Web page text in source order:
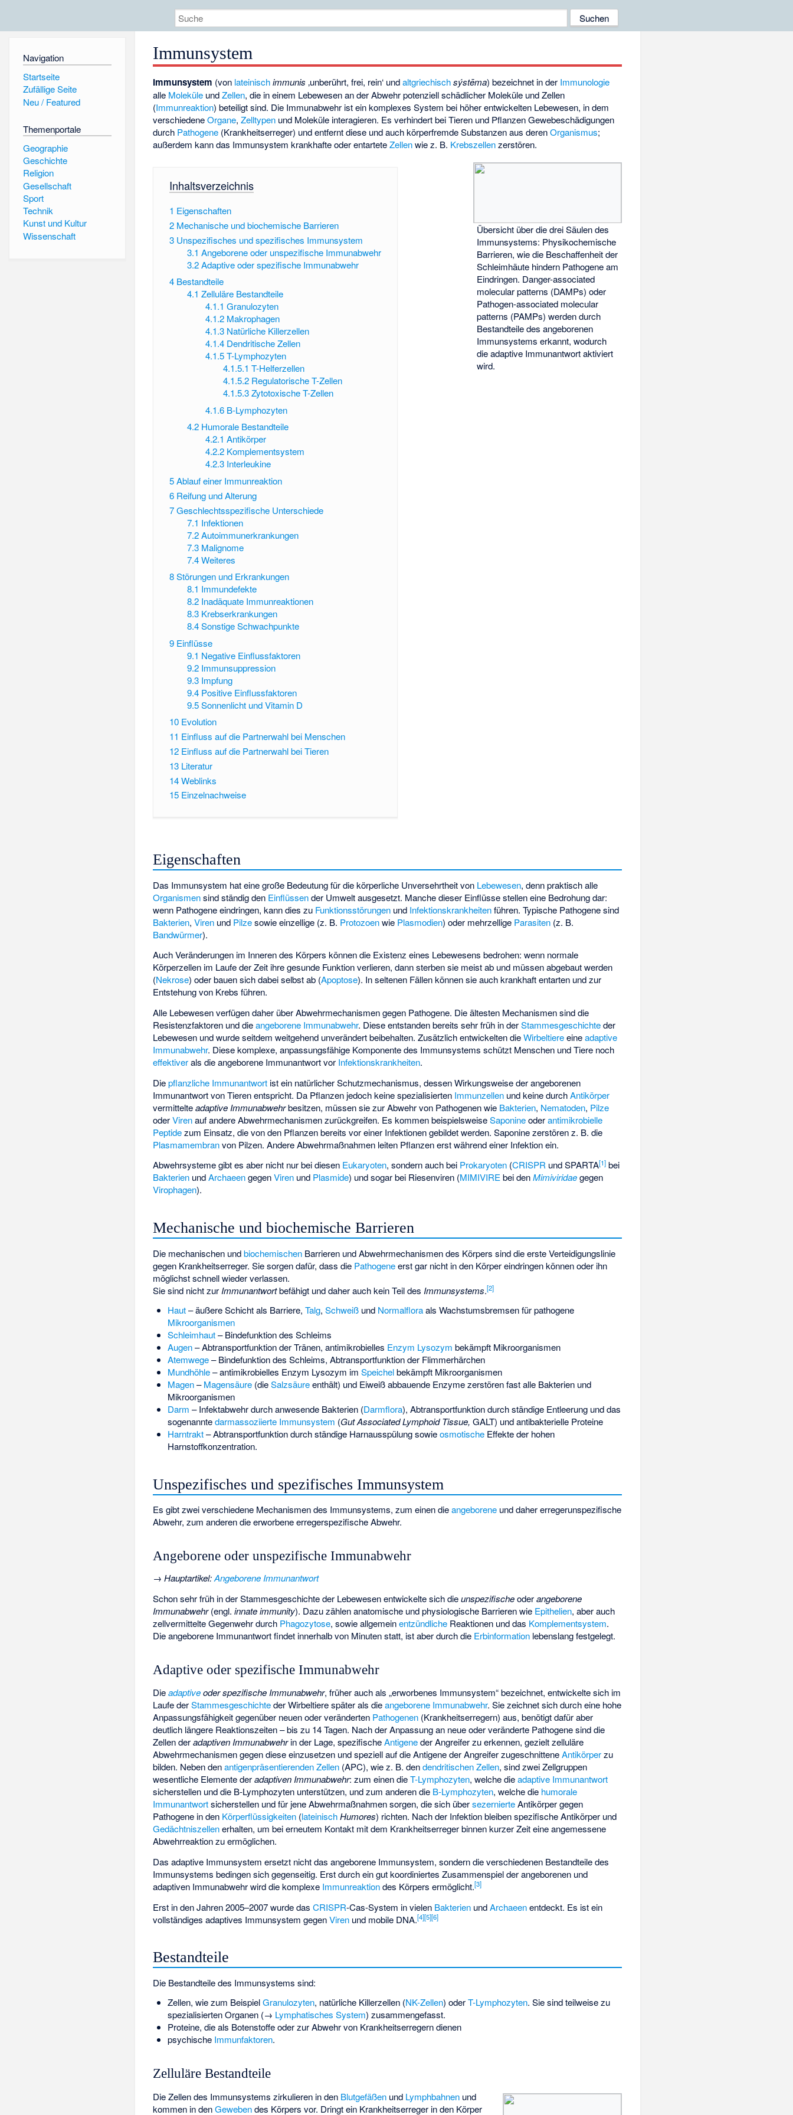
Navigation
Startseite
Zufällige Seite
Neu / Featured
Themenportale
Geographie
Geschichte
Religion
Gesellschaft
Sport
Technik
Kunst und Kultur
Wissenschaft
Immunsystem
Immunsystem (von lateinisch immunis ‚unberührt, frei, rein‘ undaltgriechisch sýstēma) bezeichnet in der Immunologie
alle Moleküle undZellen, die in einem Lebewesen an der Abwehr potenziell schädlicher Moleküle und Zellen
(Immunreaktion) beteiligt sind. Die Immunabwehr ist ein komplexes System bei höher entwickelten Lebewesen, in dem
verschiedeneOrgane,Zelltypen und Moleküle interagieren. Es verhindert bei Tieren und Pflanzen Gewebeschädigungen
durch Pathogene (Krankheitserreger) und entfernt diese und auch körperfremde Substanzen aus derenOrganismus;
außerdem kann das Immunsystem krankhafte oder entarteteZellenwie z. B. Krebszellenzerstören.
Übersicht über die drei Säulen des
Immunsystems: Physikochemische
Barrieren, wie die Beschaffenheit der
Schleimhäute hindern Pathogene am
Eindringen. Danger-associated
molecular patterns (DAMPs) oder
Pathogen-associated molecular
patterns (PAMPs) werden durch
Bestandteile des angeborenen
Immunsystems erkannt, wodurch
die adaptive Immunantwort aktiviert
wird.
Inhaltsverzeichnis
1 Eigenschaften
2 Mechanische und biochemische Barrieren
3 Unspezifisches und spezifisches Immunsystem
3.1 Angeborene oder unspezifische Immunabwehr
3.2 Adaptive oder spezifische Immunabwehr
4 Bestandteile
4.1 Zelluläre Bestandteile
4.1.1 Granulozyten
4.1.2 Makrophagen
4.1.3 Natürliche Killerzellen
4.1.4 Dendritische Zellen
4.1.5 T-Lymphozyten
4.1.5.1 T-Helferzellen
4.1.5.2 Regulatorische T-Zellen
4.1.5.3Zytotoxische T-Zellen
4.1.6 B-Lymphozyten
4.2 Humorale Bestandteile
4.2.1 Antikörper
4.2.2 Komplementsystem
4.2.3 Interleukine
5Ablauf einer Immunreaktion
6 Reifung und Alterung
7Geschlechtsspezifische Unterschiede
7.1 Infektionen
7.2 Autoimmunerkrankungen
7.3 Malignome
7.4 Weiteres
8Störungen und Erkrankungen
8.1 Immundefekte
8.2 Inadäquate Immunreaktionen
8.3 Krebserkrankungen
8.4 Sonstige Schwachpunkte
9 Einflüsse
9.1 Negative Einflussfaktoren
9.2 Immunsuppression
9.3 Impfung
9.4 Positive Einflussfaktoren
9.5 Sonnenlicht und Vitamin D
10 Evolution
11 Einfluss auf die Partnerwahl bei Menschen
12 Einfluss auf die Partnerwahl bei Tieren
13 Literatur
14Weblinks
15 Einzelnachweise
Eigenschaften
Das Immunsystem hat eine große Bedeutung für die körperliche Unversehrtheit von Lebewesen, denn praktisch alle
Organismensind ständig den Einflüssender Umwelt ausgesetzt. Manche dieser Einflüsse stellen eine Bedrohung dar:
wenn Pathogene eindringen, kann dies zu Funktionsstörungen und Infektionskrankheitenführen. Typische Pathogene sind
Bakterien,Viren und Pilzesowie einzellige (z. B. Protozoenwie Plasmodien) oder mehrzellige Parasiten (z. B.
Bandwürmer).
Auch Veränderungen im Inneren des Körpers können die Existenz eines Lebewesens bedrohen: wenn normale
Körperzellen im Laufe der Zeit ihre gesunde Funktion verlieren, dann sterben sie meist ab und müssen abgebaut werden
(Nekrose) oder bauen sich dabei selbst ab (Apoptose). In seltenen Fällen können sie auch krankhaft entarten und zur
Entstehung von Krebs führen.
Alle Lebewesen verfügen daher über Abwehrmechanismen gegen Pathogene. Die ältesten Mechanismen sind die
Resistenzfaktoren und dieangeborene Immunabwehr. Diese entstanden bereits sehr früh in derStammesgeschichteder
Lebewesen und wurde seitdem weitgehend unverändert beibehalten. Zusätzlich entwickelten dieWirbeltiereeineadaptive
Immunabwehr. Diese komplexe, anpassungsfähige Komponente des Immunsystems schützt Menschen und Tiere noch
effektiverals die angeborene Immunantwort vor Infektionskrankheiten.
Diepflanzliche Immunantwort ist ein natürlicher Schutzmechanismus, dessen Wirkungsweise der angeborenen
Immunantwort von Tieren entspricht. Da Pflanzen jedoch keine spezialisierten Immunzellen und keine durchAntikörper
vermittelteadaptive Immunabwehrbesitzen, müssen sie zur Abwehr von Pathogenen wie Bakterien, Nematoden, Pilze
oderVirenauf andere Abwehrmechanismen zurückgreifen. Es kommen beispielsweiseSaponineoderantimikrobielle
Peptidezum Einsatz, die von den Pflanzen bereits vor einer Infektionen gebildet werden. Saponine zerstören z. B. die
Plasmamembranvon Pilzen. Andere Abwehrmaßnahmen leiten Pflanzen erst während einer Infektion ein.
Abwehrsysteme gibt es aber nicht nur bei diesen Eukaryoten, sondern auch bei Prokaryoten (CRISPR und SPARTA[1] bei
Bakterien undArchaeengegenViren und Plasmide) und sogar bei Riesenviren (MIMIVIREbei denMimiviridaegegen
Virophagen).
Mechanische und biochemische Barrieren
Die mechanischen undbiochemischen Barrieren und Abwehrmechanismen des Körpers sind die erste Verteidigungslinie
gegen Krankheitserreger. Sie sorgen dafür, dass die Pathogeneerst gar nicht in den Körper eindringen können oder ihn
möglichst schnell wieder verlassen.
Sie sind nicht zur Immunantwortbefähigt und daher auch kein Teil des Immunsystems.[2]
Haut– äußere Schicht als Barriere, Talg, Schweißund Normalfloraals Wachstumsbremsen für pathogene
Mikroorganismen
Schleimhaut– Bindefunktion des Schleims
Augen– Abtransportfunktion der Tränen, antimikrobielles Enzym Lysozym bekämpft Mikroorganismen
Atemwege– Bindefunktion des Schleims, Abtransportfunktion der Flimmerhärchen
Mundhöhle– antimikrobielles Enzym Lysozym im Speichelbekämpft Mikroorganismen
Magen–Magensäure(dieSalzsäureenthält) und Eiweiß abbauende Enzyme zerstören fast alle Bakterien und
Mikroorganismen
Darm – Infektabwehr durch anwesende Bakterien (Darmflora), Abtransportfunktion durch ständige Entleerung und das
sogenanntedarmassoziierte Immunsystem (Gut Associated Lymphoid Tissue, GALT) und antibakterielle Proteine
Harntrakt– Abtransportfunktion durch ständige Harnausspülung sowieosmotischeEffekte der hohen
Harnstoffkonzentration.
Unspezifisches und spezifisches Immunsystem
Es gibt zwei verschiedene Mechanismen des Immunsystems, zum einen dieangeborene und daher erregerunspezifische
Abwehr, zum anderen die erworbene erregerspezifische Abwehr.
Angeborene oder unspezifische Immunabwehr
→Hauptartikel:Angeborene Immunantwort
Schon sehr früh in der Stammesgeschichte der Lebewesen entwickelte sich dieunspezifischeoderangeborene
Immunabwehr(engl.innate immunity). Dazu zählen anatomische und physiologische Barrieren wie Epithelien, aber auch
zellvermittelte Gegenwehr durch Phagozytose, sowie allgemeinentzündliche Reaktionen und das Komplementsystem.
Die angeborene Immunantwort findet innerhalb von Minuten statt, ist aber durch die Erbinformation lebenslang festgelegt.
Adaptive oder spezifische Immunabwehr
Dieadaptiveoder spezifische Immunabwehr, früher auch als „erworbenes Immunsystem“ bezeichnet, entwickelte sich im
Laufe derStammesgeschichteder Wirbeltiere später als dieangeborene Immunabwehr. Sie zeichnet sich durch eine hohe
Anpassungsfähigkeit gegenüber neuen oder veränderten Pathogenen (Krankheitserregern) aus, benötigt dafür aber
deutlich längere Reaktionszeiten – bis zu 14 Tagen. Nach der Anpassung an neue oder veränderte Pathogene sind die
Zellen deradaptiven Immunabwehrin der Lage, spezifischeAntigeneder Angreifer zu erkennen, gezielt zelluläre
Abwehrmechanismen gegen diese einzusetzen und speziell auf die Antigene der Angreifer zugeschnitteneAntikörperzu
bilden. Neben denantigenpräsentierenden Zellen (APC), wie z. B. dendendritischen Zellen, sind zwei Zellgruppen
wesentliche Elemente deradaptiven Immunabwehr: zum einen dieT-Lymphozyten, welche dieadaptive Immunantwort
sicherstellen und die B-Lymphozyten unterstützen, und zum anderen die B-Lymphozyten, welche die humorale
Immunantwortsicherstellen und für jene Abwehrmaßnahmen sorgen, die sich übersezernierteAntikörper gegen
Pathogene in den Körperflüssigkeiten (lateinisch Humores) richten. Nach der Infektion bleiben spezifische Antikörper und
Gedächtniszellenerhalten, um bei erneutem Kontakt mit dem Krankheitserreger binnen kurzer Zeit eine angemessene
Abwehrreaktion zu ermöglichen.
Das adaptive Immunsystem ersetzt nicht das angeborene Immunsystem, sondern die verschiedenen Bestandteile des
Immunsystems bedingen sich gegenseitig. Erst durch ein gut koordiniertes Zusammenspiel der angeborenen und
adaptiven Immunabwehr wird die komplexe Immunreaktiondes Körpers ermöglicht.[3]
Erst in den Jahren 2005–2007 wurde dasCRISPR-Cas-System in vielen Bakterien undArchaeenentdeckt. Es ist ein
vollständiges adaptives Immunsystem gegenViren und mobile DNA.[4][5][6]
Bestandteile
Die Bestandteile des Immunsystems sind:
Zellen, wie zum BeispielGranulozyten, natürliche Killerzellen (NK-Zellen) oderT-Lymphozyten. Sie sind teilweise zu
spezialisierten Organen (→ Lymphatisches System) zusammengefasst.
Proteine, die als Botenstoffe oder zur Abwehr von Krankheitserregern dienen
psychische Immunfaktoren.
Zelluläre Bestandteile
Die Zellen des Immunsystems zirkulieren in den Blutgefäßen und Lymphbahnen und
kommen in denGewebendes Körpers vor. Dringt ein Krankheitserreger in den Körper